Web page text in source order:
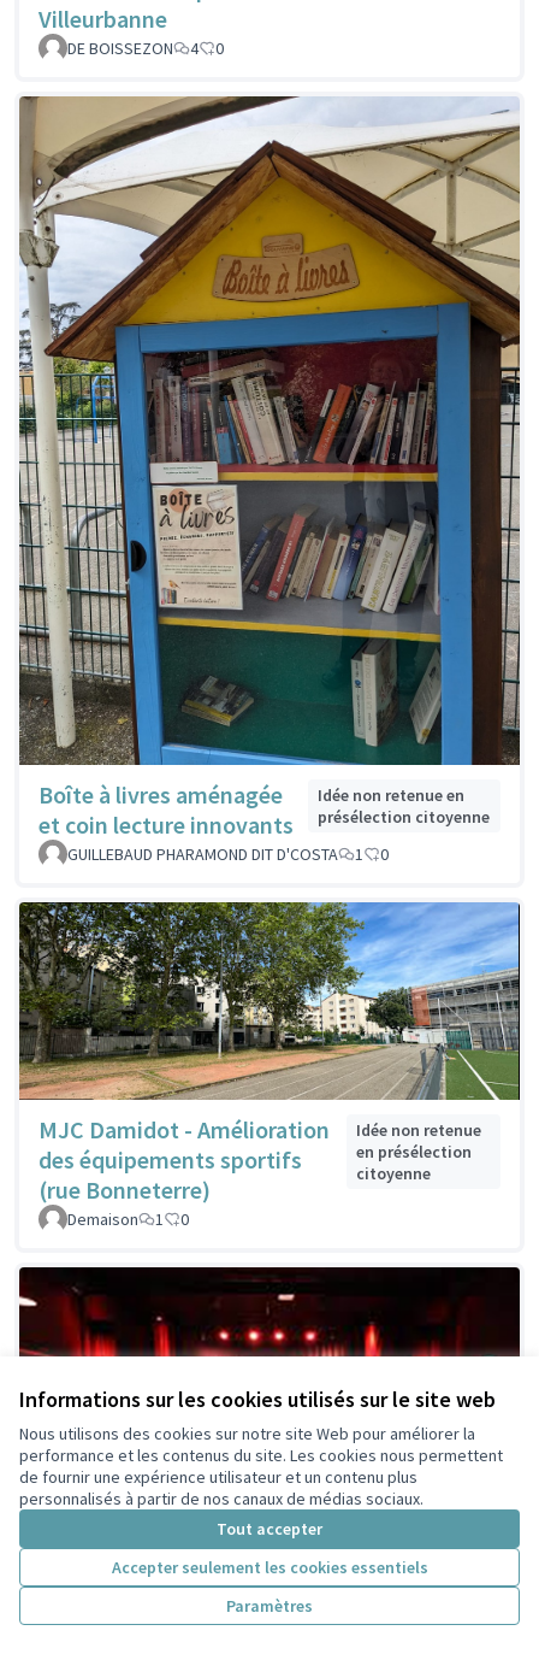
Informations sur les cookies utilisés sur le site web
Nous utilisons des cookies sur notre site Web pour améliorer la
performance et les contenus du site. Les cookies nous permettent
de fournir une expérience utilisateur et un contenu plus
personnalisés à partir de nos canaux de médias sociaux.
Tout accepter
Accepter seulement les cookies essentiels
Paramètres
Villeurbanne
DE BOISSEZON 4 0
Boîte à livres aménagée
et coin lecture innovants
Idée non retenue en
présélection citoyenne
GUILLEBAUD PHARAMOND DIT D'COSTA
1 0
MJC Damidot - Amélioration
des équipements sportifs
(rue Bonneterre)
Idée non retenue
en présélection
citoyenne
Demaison 1 0
Ouverture d'une scène ouverte dans
Idée